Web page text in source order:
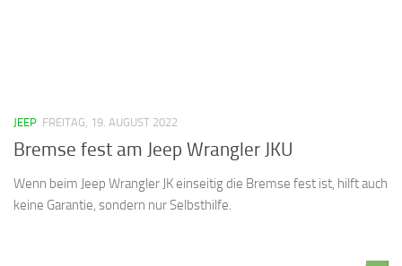
JEEP FREITAG, 19. AUGUST 2022
Bremse fest am Jeep Wrangler JKU
Wenn beim Jeep Wrangler JK einseitig die Bremse fest ist, hilft auch
keine Garantie, sondern nur Selbsthilfe.